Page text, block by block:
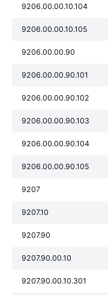
9206.00.00.10.104
9206.00.00.10.105
9206.00.00.90
9206.00.00.90.101
9206.00.00.90.102
9206.00.00.90.103
9206.00.00.90.104
9206.00.00.90.105
9207
9207.10
9207.90
9207.90.00.10
9207.90.00.10.301